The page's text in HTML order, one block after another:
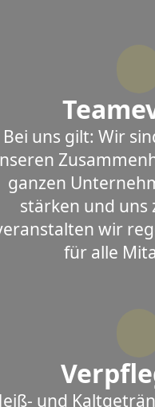
Bei uns gilt: Wir
ganzen
stärken und uns
wir
für alle
und